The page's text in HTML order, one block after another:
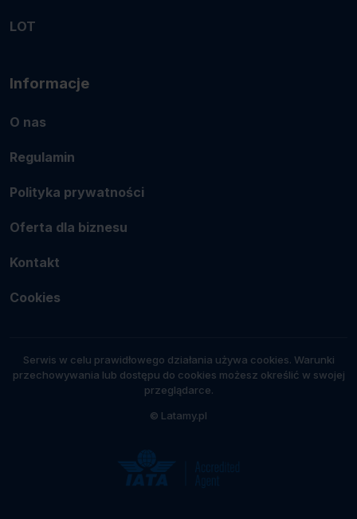
LOT
Informacje
O nas
Regulamin
Polityka prywatności
Oferta dla biznesu
Kontakt
Cookies
Serwis w celu prawidłowego działania używa cookies. Warunki
przechowywania lub dostępu do cookies możesz określić w swojej
przeglądarce.
© Latamy.pl